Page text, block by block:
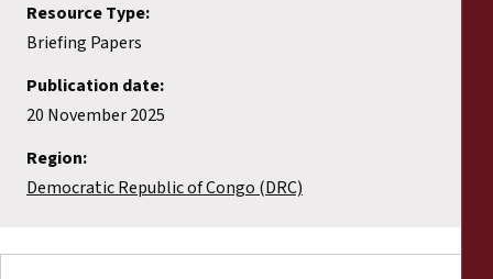
Resource Type:
Briefing Papers
Publication date:
20 November 2025
Region:
Democratic Republic of Congo (DRC)